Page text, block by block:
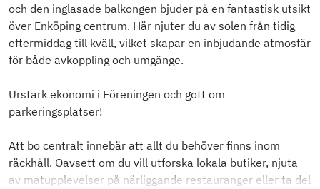
och den inglasade balkongen bjuder på en fantastisk utsikt
över Enköping centrum. Här njuter du av solen från tidig
eftermiddag till kväll, vilket skapar en inbjudande atmosfär
för både avkoppling och umgänge.
Urstark ekonomi i Föreningen och gott om
parkeringsplatser!
Att bo centralt innebär att allt du behöver finns inom
räckhåll. Oavsett om du vill utforska lokala butiker, njuta
av matupplevelser på närliggande restauranger eller ta del